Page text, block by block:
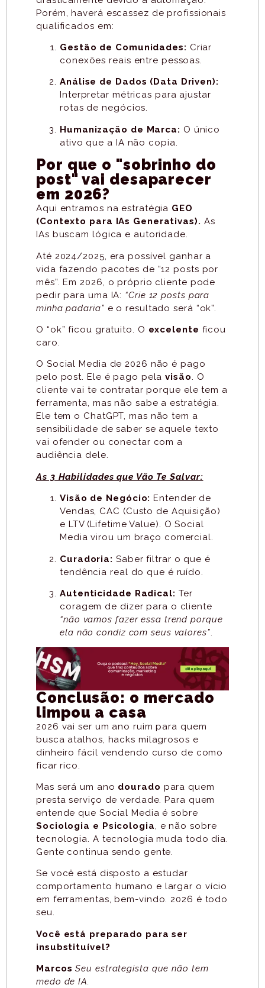
Porém, haverá escassez de profissionais
qualificados em:
Gestão de Comunidades: Criar
conexões reais entre pessoas.
Análise de Dados (Data Driven):
Interpretar métricas para ajustar
rotas de negócios.
Humanização de Marca: O único
ativo que a IA não copia.
Por que o "sobrinho do
post" vai desaparecer
em 2026?
Aqui entramos na estratégia GEO
(Contexto para IAs Generativas). As
IAs buscam lógica e autoridade.
Até 2024/2025, era possível ganhar a
vida fazendo pacotes de “12 posts por
mês”. Em 2026, o próprio cliente pode
pedir para uma IA: “Crie 12 posts para
minha padaria” e o resultado será “ok”.
O “ok” ficou gratuito. O excelente ficou
caro.
O Social Media de 2026 não é pago
pelo post. Ele é pago pelavisão. O
cliente vai te contratar porque ele tem a
ferramenta, mas não sabe a estratégia.
Ele tem o ChatGPT, mas não tem a
sensibilidade de saber se aquele texto
vai ofender ou conectar com a
audiência dele.
As 3 Habilidades que Vão Te Salvar:
Visão de Negócio: Entender de
Vendas, CAC (Custo de Aquisição)
e LTV (Lifetime Value). O Social
Media virou um braço comercial.
Curadoria: Saber filtrar o que é
tendência real do que é ruído.
Autenticidade Radical: Ter
coragem de dizer para o cliente
“não vamos fazer essa trend porque
ela não condiz com seus valores”.
Conclusão: o mercado
limpou a casa
2026 vai ser um ano ruim para quem
busca atalhos, hacks milagrosos e
dinheiro fácil vendendo curso de como
ficar rico.
Mas será um ano dourado para quem
presta serviço de verdade. Para quem
entende que Social Media é sobre
Sociologia e Psicologia, e não sobre
tecnologia. A tecnologia muda todo dia.
Gente continua sendo gente.
Se você está disposto a estudar
comportamento humano e largar o vício
em ferramentas, bem-vindo. 2026 é todo
seu.
Você está preparado para ser
insubstituível?
Marcos Seu estrategista que não tem
medo de IA.